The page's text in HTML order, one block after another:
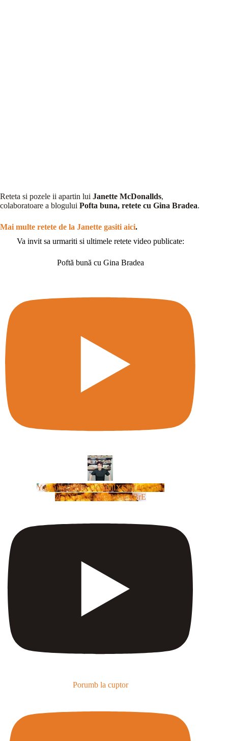
Reteta si pozele ii apartin lui Janette McDonallds,
colaboratoare a blogului Pofta buna, retete cu Gina Bradea.
Mai multe retete de la Janette gasiti aici.
Va invit sa urmariti si ultimele retete video publicate:
Poftă bună cu Gina Bradea
YouTube Video UCm5llXSLY4CyCX-
zC8XosTw_huaQwN_rBrE
Porumb la cuptor